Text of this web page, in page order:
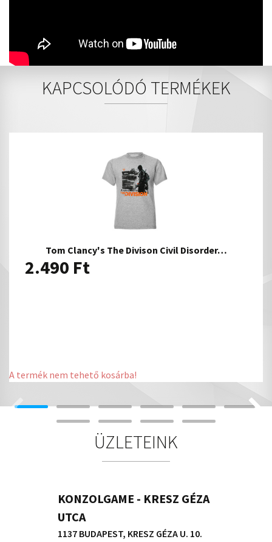
KAPCSOLÓDÓ TERMÉKEK
Tom Clancy's The Divison Civil Disorder…
2.490 Ft
A termék nem tehető kosárba!
ÜZLETEINK
KONZOLGAME - KRESZ GÉZA
UTCA
1137 BUDAPEST, KRESZ GÉZA U. 10.